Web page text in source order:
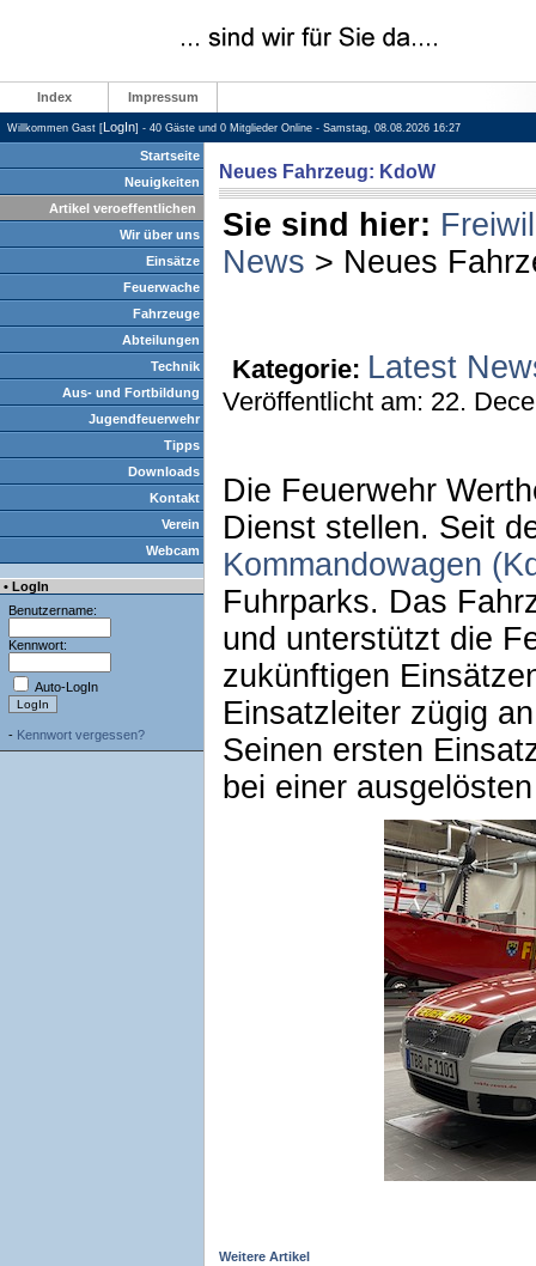
Index Impressum
Willkommen Gast [LogIn] - 40 Gäste und 0 Mitglieder Online - Samstag, 08.08.2026 16:27
Startseite
Neuigkeiten
Artikel veroeffentlichen
Wir über uns
Einsätze
Feuerwache
Fahrzeuge
Abteilungen
Technik
Aus- und Fortbildung
Jugendfeuerwehr
Tipps
Downloads
Kontakt
Verein
Webcam
• LogIn
Benutzername:
Kennwort:
Auto-LogIn
- Kennwort vergessen?
Neues Fahrzeug: KdoW
Sie sind hier:
News > Neues
Kategorie: Latest
Veröffentlicht am: 22.
Die Feuerwehr
Dienst stellen. Seit
Kommandowagen
Fuhrparks. Das
und unterstützt die
zukünftigen
Einsatzleiter zügig
Seinen ersten
bei einer
Weitere Artikel